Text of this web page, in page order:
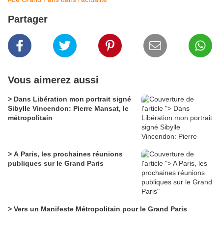
Partager
Vous aimerez aussi
> Dans Libération mon portrait signé
Sibylle Vincendon: Pierre Mansat, le
métropolitain
> A Paris, les prochaines réunions
publiques sur le Grand Paris
> Vers un Manifeste Métropolitain pour le Grand Paris